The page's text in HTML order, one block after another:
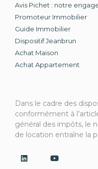
Avis Pichet : notre
Promoteur Immobilier
Guide Immobilier
Dispositif Jeanbrun
Achat Maison
Achat Appartement
Dans le cadre des
conformément à
général des impôts, le
de location entraîne la